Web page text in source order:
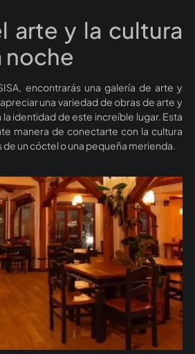
arte y la cultura
noche
encontrarás una galería de arte y
una variedad de obras de arte y
identidad de este increíble lugar. Esta
manera de conectarte con la cultura
un cóctel o una pequeña merienda.